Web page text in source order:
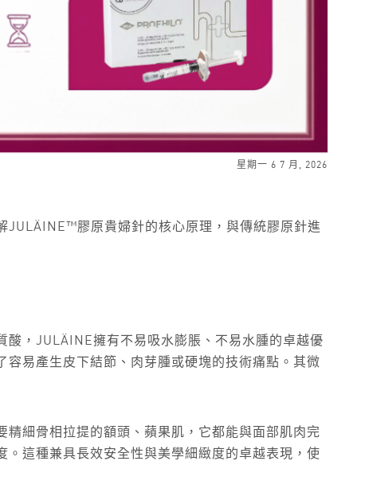
星期一 6 7 月, 2026
JULÄINE™膠原貴婦針的核心原理，與傳統膠原針進
，JULÄINE擁有不易吸水膨脹、不易水腫的卓越優
易產生皮下結節、肉芽腫或硬塊的技術痛點。其微
細骨相拉提的額頭、蘋果肌，它都能與面部肌肉完
這種兼具長效安全性與美學細緻度的卓越表現，使